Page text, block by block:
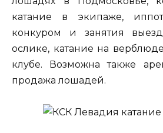
катание в экипаже,
конкуром и занятия
ослике, катание на
клубе. Возможна также
продажа лошадей.